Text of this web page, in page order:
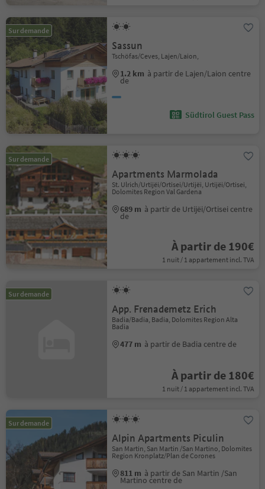
Sur demande
Sassun
Tschöfas/Ceves, Lajen/Laion,
1.2 km à partir de Lajen/Laion centre
de
Südtirol Guest Pass
Sur demande
Apartments Marmolada
St. Ulrich/Urtijëi/Ortisei/Urtijëi, Urtijëi/Ortisei,
Dolomites Region Val Gardena
689 m à partir de Urtijëi/Ortisei centre
de
À partir de 190€
1 nuit / 1 appartement incl. TVA
Sur demande
App. Frenademetz Erich
Badia/Badia, Badia, Dolomites Region Alta
Badia
477 m à partir de Badia centre de
À partir de 180€
1 nuit / 1 appartement incl. TVA
Sur demande
Alpin Apartments Piculin
San Martin, San Martin /San Martino, Dolomites
Region Kronplatz/Plan de Corones
811 m à partir de San Martin /San
Martino centre de